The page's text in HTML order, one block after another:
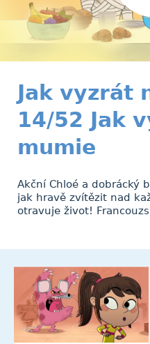
Jak vyzrát
14/52 Jak
mumie
Akční Chloé a dobrácký
jak hravě zvítězit nad
otravuje život!